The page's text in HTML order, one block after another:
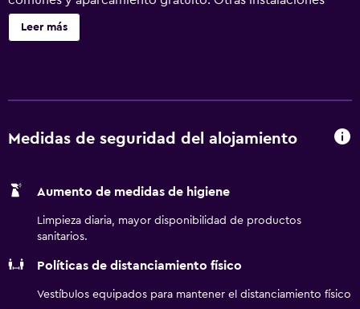
incluyen lavandería, servicio de recepción 24 horas y
aparcamiento para caravanas, autobuses o camiones.
grande. Se ofrece frigorífico y microondas. Los baños
Se ofrece una televisión de pantalla plana de 32 pulgadas
todos los días.
Leer más
Medidas de seguridad del alojamiento
Aumento de medidas de higiene
Limpieza diaria, mayor disponibilidad de productos
sanitarios.
Políticas de distanciamiento físico
Vestíbulos equipados para mantener el distanciamiento físico